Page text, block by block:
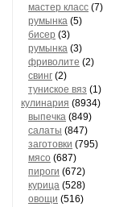
мастер класс (7)
румынка (5)
бисер (3)
румынка (3)
фриволите (2)
свинг (2)
туниское вяз (1)
кулинария (8934)
выпечка (849)
салаты (847)
заготовки (795)
мясо (687)
пироги (672)
курица (528)
овощи (516)